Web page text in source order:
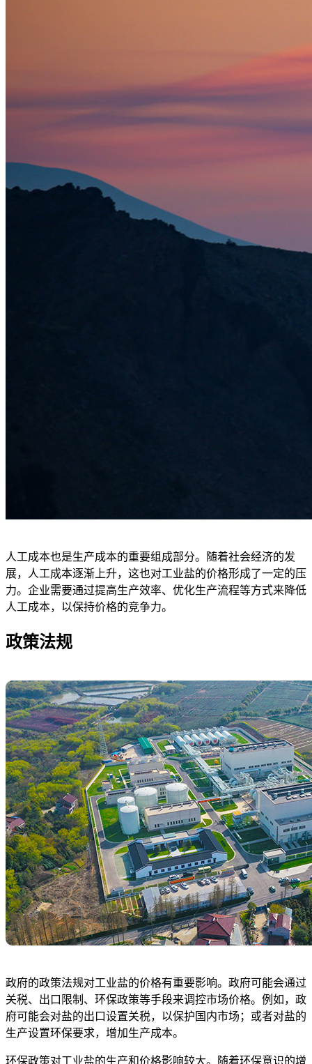
人工成本也是生产成本的重要组成部分。随着社会经济的发
展，人工成本逐渐上升，这也对工业盐的价格形成了一定的压
力。企业需要通过提高生产效率、优化生产流程等方式来降低
人工成本，以保持价格的竞争力。
政策法规
政府的政策法规对工业盐的价格有重要影响。政府可能会通过
关税、出口限制、环保政策等手段来调控市场价格。例如，政
府可能会对盐的出口设置关税，以保护国内市场；或者对盐的
生产设置环保要求，增加生产成本。
环保政策对工业盐的生产和价格影响较大。随着环保意识的增